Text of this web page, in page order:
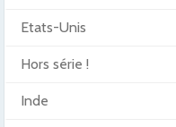
Etats-Unis
Hors série !
Inde